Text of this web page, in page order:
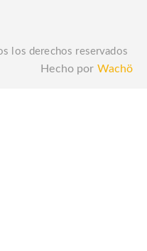
los derechos reservados
Hecho por Wachö